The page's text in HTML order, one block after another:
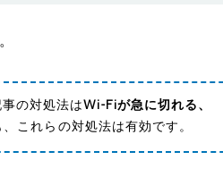
の対処法はWi-Fiが急に切れる、
これらの対処法は有効です。